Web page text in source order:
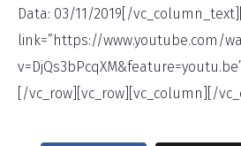
Data: 03/11/2019[/
link=”https://www.youtube.com/
[/vc_row][vc_row][vc_column][/